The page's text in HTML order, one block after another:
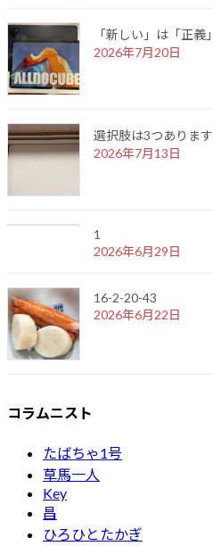
「新しい」は「正義」
2026年7月20日
選択肢は3つあります
2026年7月13日
1
2026年6月29日
16-2-20-43
2026年6月22日
コラムニスト
たばちゃ1号
草馬一人
Key
昌
ひろひとたかぎ